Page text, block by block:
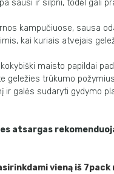
sausi ir silpni, todėl gali
kampučiuose, sausa
kai kuriais atvejais
maisto papildai
geležies trūkumo
galės sudaryti gydymo
atsargas
vieną iš 7pack